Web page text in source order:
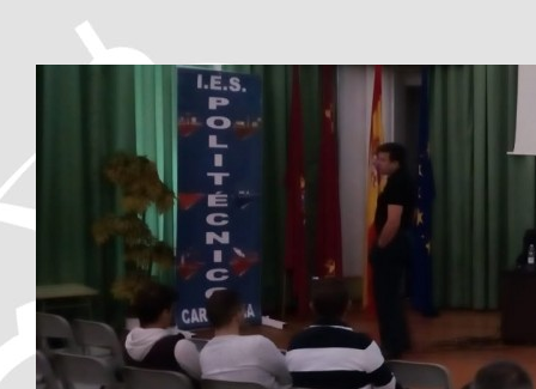
I.E.S. Politécnico
I.E.S. Politécnico Cartagena